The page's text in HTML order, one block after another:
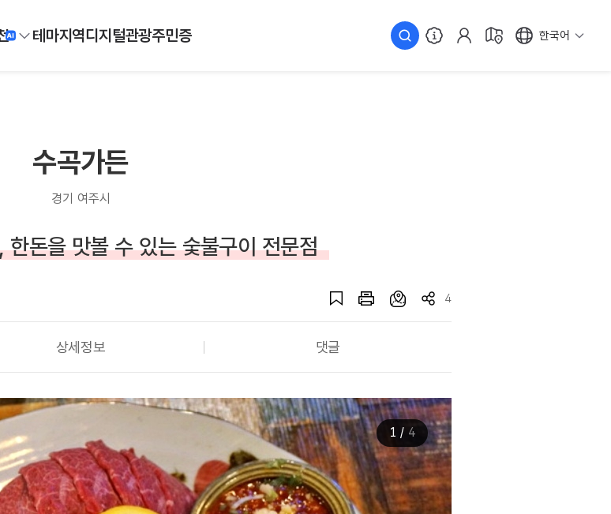
테마지역디지털관광주민증 한국어
수곡가든
경기 여주시
돈을 맛볼 수 있는 숯불구이 전문점
4
상세정보 댓글
1 / 4